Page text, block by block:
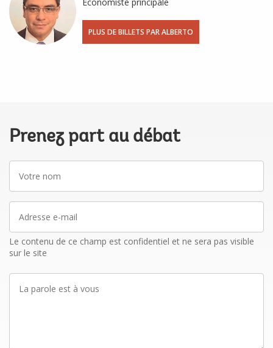
PLUS DE BILLETS PAR ALBERTO
Prenez part au débat
nom
mail
Le contenu de ce champ est confidentiel et ne sera pas visible
sur le site
parole